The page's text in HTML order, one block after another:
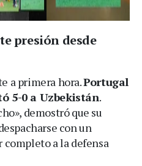
presión desde
a primera hora.Portugal
5-0 a Uzbekistán.
demostró que su
con un
completo a la defensa